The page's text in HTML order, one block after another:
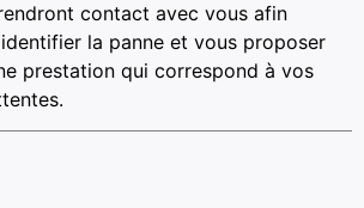
contact avec vous afin
la panne et vous proposer
prestation qui correspond à vos